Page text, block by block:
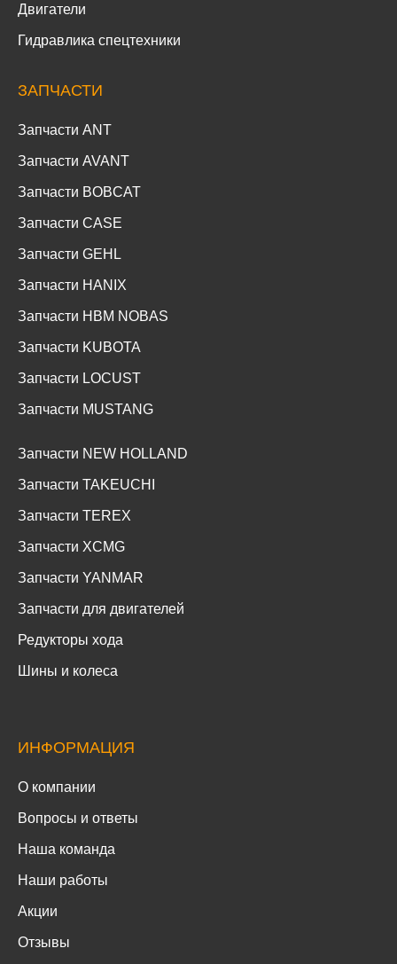
Двигатели
Гидравлика спецтехники
ЗАПЧАСТИ
Запчасти ANT
Запчасти AVANT
Запчасти BOBCAT
Запчасти CASE
Запчасти GEHL
Запчасти HANIX
Запчасти HBM NOBAS
Запчасти KUBOTA
Запчасти LOCUST
Запчасти MUSTANG
Запчасти NEW HOLLAND
Запчасти TAKEUCHI
Запчасти TEREX
Запчасти XCMG
Запчасти YANMAR
Запчасти для двигателей
Редукторы хода
Шины и колеса
ИНФОРМАЦИЯ
О компании
Вопросы и ответы
Наша команда
Наши работы
Акции
Отзывы